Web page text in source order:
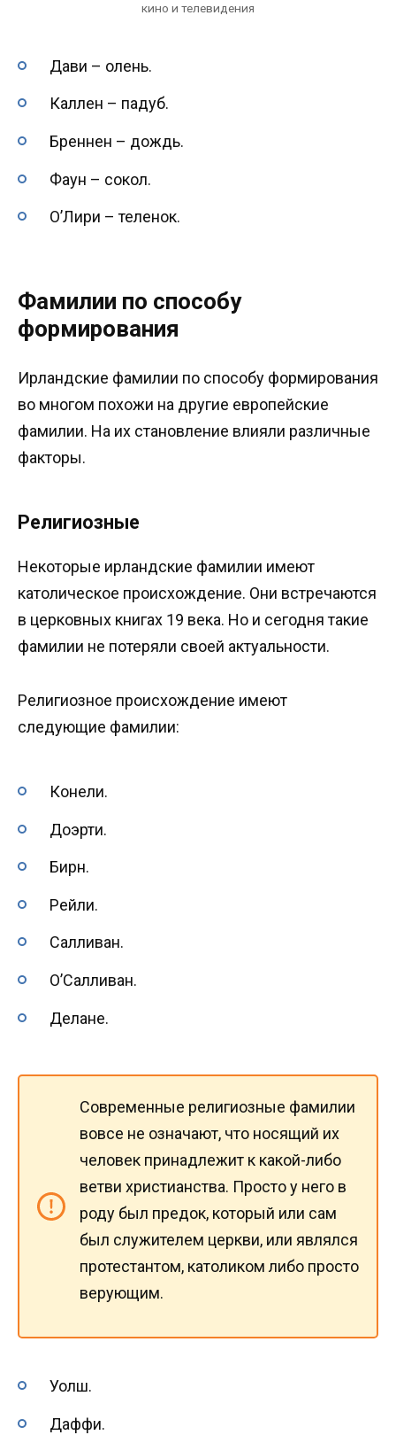
кино и телевидения
Дави – олень.
Каллен – падуб.
Бреннен – дождь.
Фаун – сокол.
О’Лири – теленок.
Фамилии по способу
формирования
Ирландские фамилии по способу формирования
во многом похожи на другие европейские
фамилии. На их становление влияли различные
факторы.
Религиозные
Некоторые ирландские фамилии имеют
католическое происхождение. Они встречаются
в церковных книгах 19 века. Но и сегодня такие
фамилии не потеряли своей актуальности.
Религиозное происхождение имеют
следующие фамилии:
Конели.
Доэрти.
Бирн.
Рейли.
Салливан.
О’Салливан.
Делане.
Современные религиозные фамилии
вовсе не означают, что носящий их
человек принадлежит к какой-либо
ветви христианства. Просто у него в
роду был предок, который или сам
был служителем церкви, или являлся
протестантом, католиком либо просто
верующим.
Уолш.
Даффи.